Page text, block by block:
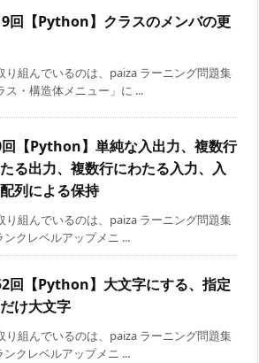
回【Python】クラスのメンバの更
り組んでいるのは、paiza ラーニング問題集
ス・構造体メニュー」に ...
【Python】単純な入出力、複数行
る出力、複数行にわたる入力、入
列による保持
り組んでいるのは、paiza ラーニング問題集
ンクレベルアップメニ ...
回【Python】大文字にする、指定
け大文字
り組んでいるのは、paiza ラーニング問題集
ンクレベルアップメニ ...